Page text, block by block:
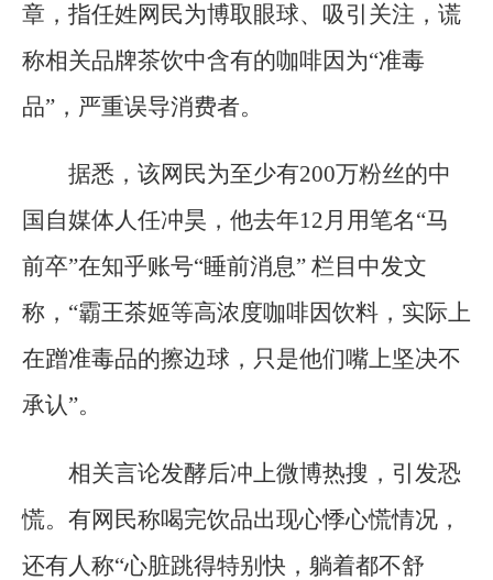
章，指任姓网民为博取眼球、吸引关注，谎
称相关品牌茶饮中含有的咖啡因为“准毒
品”，严重误导消费者。
据悉，该网民为至少有200万粉丝的中
国自媒体人任冲昊，他去年12月用笔名“马
前卒”在知乎账号“睡前消息” 栏目中发文
称，“霸王茶姬等高浓度咖啡因饮料，实际上
在蹭准毒品的擦边球，只是他们嘴上坚决不
承认”。
相关言论发酵后冲上微博热搜，引发恐
慌。有网民称喝完饮品出现心悸心慌情况，
还有人称“心脏跳得特别快，躺着都不舒